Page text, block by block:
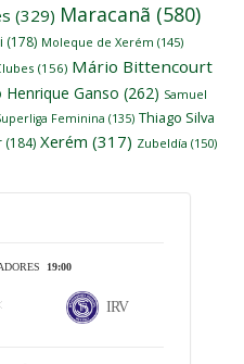
(329) Maracanã (580)
(178) Moleque de Xerém (145)
(156) Mário Bittencourt
Henrique Ganso (262) Samuel
Feminina (135) Thiago Silva
(184) Xerém (317) Zubeldía (150)
19:00
IRV